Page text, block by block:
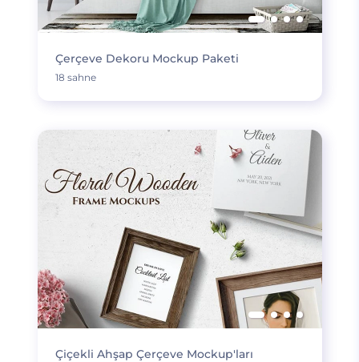
Çerçeve Dekoru Mockup Paketi
18 sahne
Çiçekli Ahşap Çerçeve Mockup'ları